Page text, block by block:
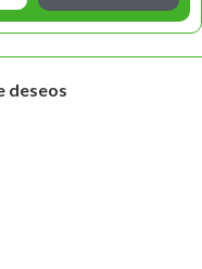
deseos